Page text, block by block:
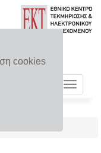
cookies
Toggle